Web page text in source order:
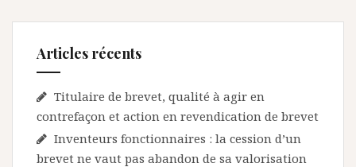
Articles récents
Titulaire de brevet, qualité à agir en
contrefaçon et action en revendication de brevet
Inventeurs fonctionnaires : la cession d’un
brevet ne vaut pas abandon de sa valorisation